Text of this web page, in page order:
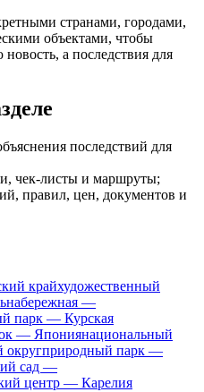
странами, городами,
объектами, чтобы
а последствия для
последствий для
чек-листы и маршруты;
правил, цен, документов и
крайхудожественный
набережная —
парк — Курская
— Япониянациональный
округприродный парк —
сад —
центр — Карелия